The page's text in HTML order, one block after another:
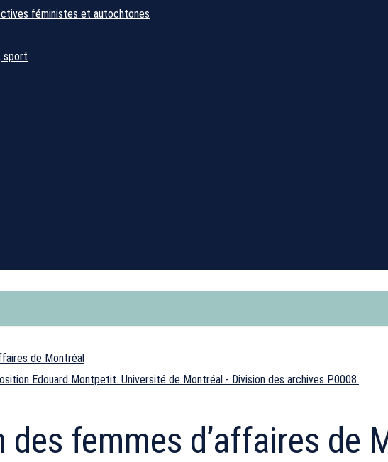
féministes et autochtones
sport
Edouard Montpetit. Université de Montréal - Division des archives P0008.
femmes d’affaires de